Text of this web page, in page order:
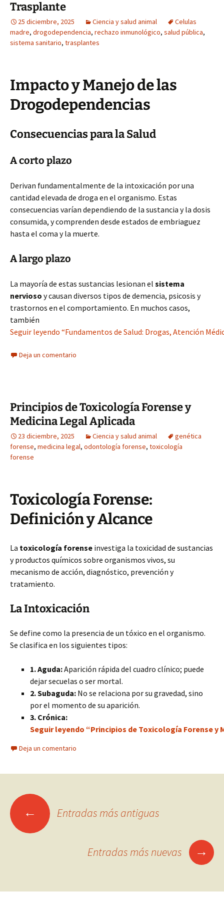
Trasplante
25 diciembre, 2025 Ciencia y salud animal
Celulas
madre, drogodependencia, rechazo inmunológico, salud pública,
sistema sanitario, trasplantes
Impacto y Manejo de las
Drogodependencias
Consecuencias para la Salud
A corto plazo
Derivan fundamentalmente de la intoxicación por una
cantidad elevada de droga en el organismo. Estas
consecuencias varían dependiendo de la sustancia y la dosis
consumida, y comprenden desde estados de embriaguez
hasta el coma y la muerte.
A largo plazo
La mayoría de estas sustancias lesionan el sistema
nervioso y causan diversos tipos de demencia, psicosis y
trastornos en el comportamiento. En muchos casos,
también
Seguir leyendo “Fundamentos de Salud: Drogas, Atención
Deja un comentario
Principios de Toxicología Forense y
Medicina Legal Aplicada
23 diciembre, 2025 Ciencia y salud animal
genética
forense, medicina legal, odontología forense, toxicología
forense
Toxicología Forense:
Definición y Alcance
La toxicología forense investiga la toxicidad de sustancias
y productos químicos sobre organismos vivos, su
mecanismo de acción, diagnóstico, prevención y
tratamiento.
La Intoxicación
Se define como la presencia de un tóxico en el organismo.
Se clasifica en los siguientes tipos:
1. Aguda:Aparición rápida del cuadro clínico; puede
dejar secuelas o ser mortal.
2. Subaguda: No se relaciona por su gravedad, sino
por el momento de su aparición.
3. Crónica:
Seguir leyendo “Principios de Toxicología Forense y
Deja un comentario
Ir ← Entradas más antiguas
Entradas más nuevas →